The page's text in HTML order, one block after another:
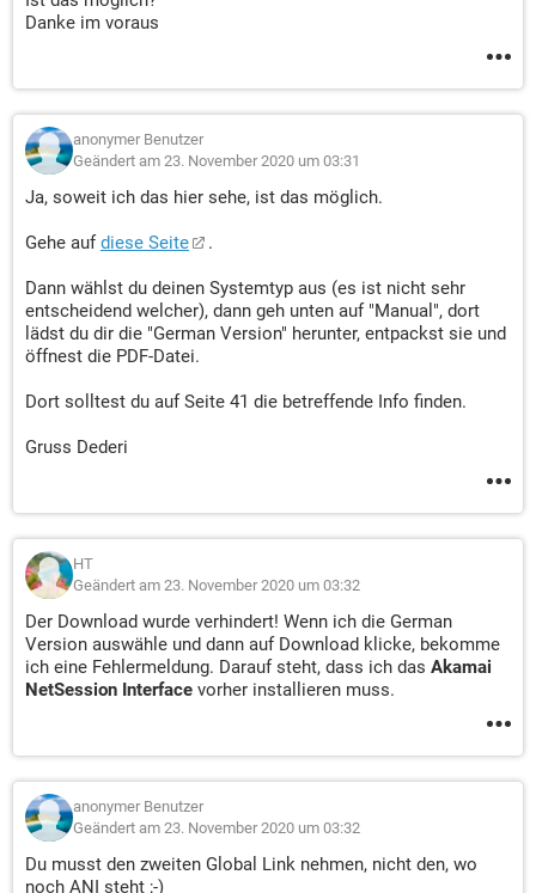
Danke im voraus
anonymer Benutzer
Geändert am 23. November 2020 um 03:31
Ja, soweit ich das hier sehe, ist das möglich.
Gehe aufdiese Seite .
Dann wählst du deinen Systemtyp aus (es ist nicht sehr
entscheidend welcher), dann geh unten auf "Manual", dort
lädst du dir die "German Version" herunter, entpackst sie und
öffnest die PDF-Datei.
Dort solltest du auf Seite 41 die betreffende Info finden.
Gruss Dederi
HT
Geändert am 23. November 2020 um 03:32
Der Download wurde verhindert! Wenn ich die German
Version auswähle und dann auf Download klicke, bekomme
ich eine Fehlermeldung. Darauf steht, dass ich das Akamai
NetSession Interface vorher installieren muss.
anonymer Benutzer
Geändert am 23. November 2020 um 03:32
Du musst den zweiten Global Link nehmen, nicht den, wo
noch ANI steht ;-)